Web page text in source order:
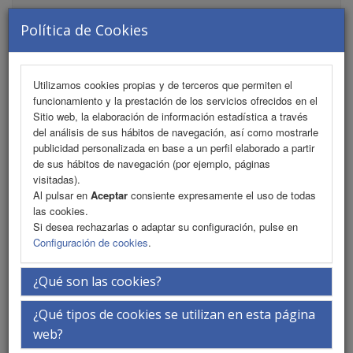
Política de Cookies
Utilizamos cookies propias y de terceros que permiten el
funcionamiento y la prestación de los servicios ofrecidos en el
Sitio web, la elaboración de información estadística a través
del análisis de sus hábitos de navegación, así como mostrarle
publicidad personalizada en base a un perfil elaborado a partir
de sus hábitos de navegación (por ejemplo, páginas
visitadas).
Al pulsar en Aceptar consiente expresamente el uso de todas
las cookies.
Si desea rechazarlas o adaptar su configuración, pulse en
Configuración de cookies.
¿Qué son las cookies?
¿Qué tipos de cookies se utilizan en esta página
web?
Presentación
iEvents
La Ciudad
La Sede
Secretaría Técnica
Sugerencias - Reclamaciones
Información general
Parking tarifas especiales